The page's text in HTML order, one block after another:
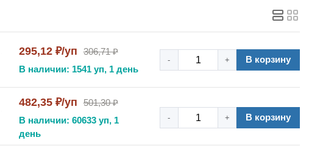
295,12 ₽/уп
306,71 ₽
В наличии: 1541 уп, 1 день
- + В корзину
482,35 ₽/уп
501,30 ₽
В наличии: 60633 уп, 1
день
- + В корзину